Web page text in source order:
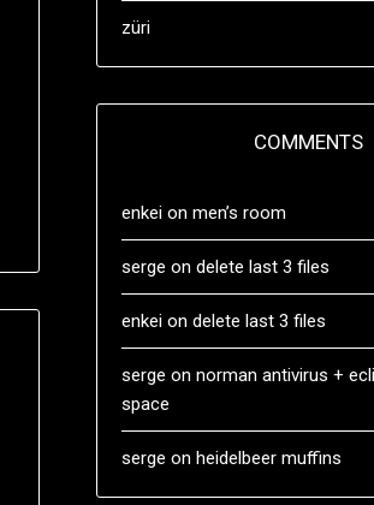
züri
COMMENTS
enkeion men’s room
serge on delete last 3 files
enkeion delete last 3 files
serge on norman antivirus +
space
serge on heidelbeer muffins